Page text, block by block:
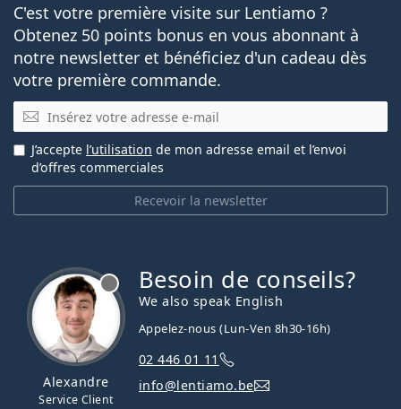
C'est votre première visite sur Lentiamo ?
Obtenez 50 points bonus en vous abonnant à
notre newsletter et bénéficiez d'un cadeau dès
votre première commande.
E-mail
Recevoir la newsletter
J’accepte l’utilisation de mon adresse email et l’envoi
d’offres commerciales
Alexandre
Service Client
Besoin de conseils?
We also speak English
Appelez-nous (Lun-Ven 8h30-16h)
02 446 01 11
info@lentiamo.be